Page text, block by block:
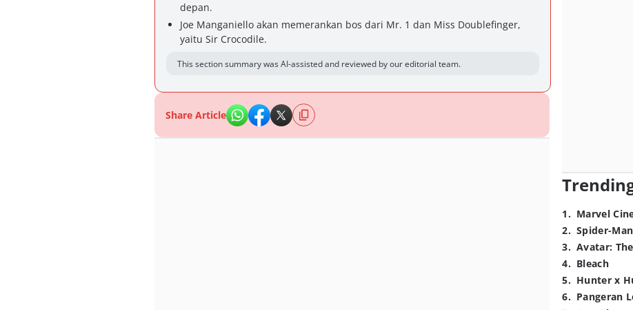
depan.
Joe Manganiello akan memerankan bos dari Mr. 1 dan Miss Doublefinger,
yaitu Sir Crocodile.
This section summary was AI-assisted and reviewed by our editorial team.
Share Article
1. Marvel
2. Spider-Man
3. Avatar:
4. Bleach
5. Hunter x
6. Pangeran